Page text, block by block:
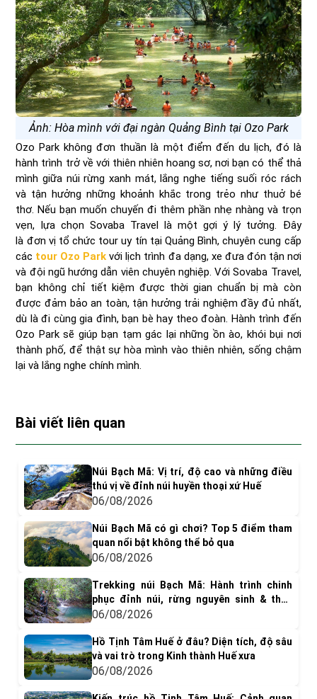
Ảnh: Hòa mình với đại ngàn Quảng Bình tại Ozo Park
Ozo Park không đơn thuần là một điểm đến du lịch, đó là
hành trình trở về với thiên nhiên hoang sơ, nơi bạn có thể thả
mình giữa núi rừng xanh mát, lắng nghe tiếng suối róc rách
và tận hưởng những khoảnh khắc trong trẻo như thuở bé
thơ. Nếu bạn muốn chuyến đi thêm phần nhẹ nhàng và trọn
vẹn, lựa chọn Sovaba Travel là một gợi ý lý tưởng. Đây
là đơn vị tổ chức tour uy tín tại Quảng Bình, chuyên cung cấp
các tour Ozo Park với lịch trình đa dạng, xe đưa đón tận nơi
và đội ngũ hướng dẫn viên chuyên nghiệp. Với Sovaba Travel,
bạn không chỉ tiết kiệm được thời gian chuẩn bị mà còn
được đảm bảo an toàn, tận hưởng trải nghiệm đầy đủ nhất,
dù là đi cùng gia đình, bạn bè hay theo đoàn. Hành trình đến
Ozo Park sẽ giúp bạn tạm gác lại những ồn ào, khói bụi nơi
thành phố, để thật sự hòa mình vào thiên nhiên, sống chậm
lại và lắng nghe chính mình.
Bài viết liên quan
Núi Bạch Mã: Vị trí, độ cao và những điều
thú vị về đỉnh núi huyền thoại xứ Huế
06/08/2026
Núi Bạch Mã có gì chơi? Top 5 điểm tham
quan nổi bật không thể bỏ qua
06/08/2026
Trekking núi Bạch Mã: Hành trình chinh
phục đỉnh núi, rừng nguyên sinh & thác
nước tuyệt đẹp
06/08/2026
Hồ Tịnh Tâm Huế ở đâu? Diện tích, độ sâu
và vai trò trong Kinh thành Huế xưa
06/08/2026